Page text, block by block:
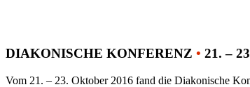
DIAKONISCHE KONFERENZ • 21. –
Vom 21. – 23. Oktober 2016 fand die Diakonische